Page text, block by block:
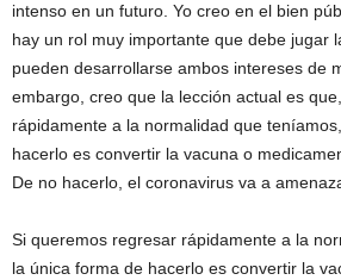
intenso en un futuro. Yo creo en el bien
hay un rol muy importante que debe jugar
pueden desarrollarse ambos intereses de
embargo, creo que la lección actual es
rápidamente a la normalidad que
hacerlo es convertir la vacuna o
De no hacerlo, el coronavirus va a
Si queremos regresar rápidamente a la
la única forma de hacerlo es convertir la